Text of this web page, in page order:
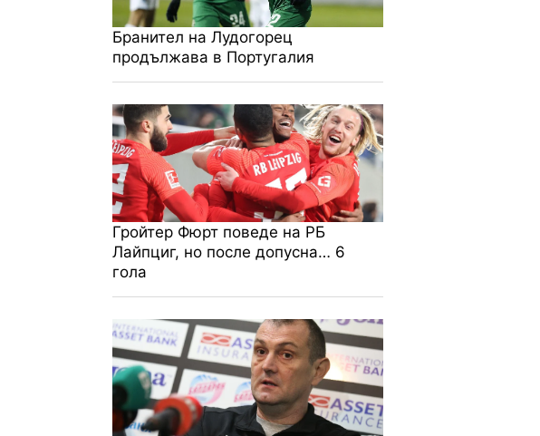
Бранител на Лудогорец
продължава в Португалия
Гройтер Фюрт поведе на РБ
Лайпциг, но после допусна… 6
гола